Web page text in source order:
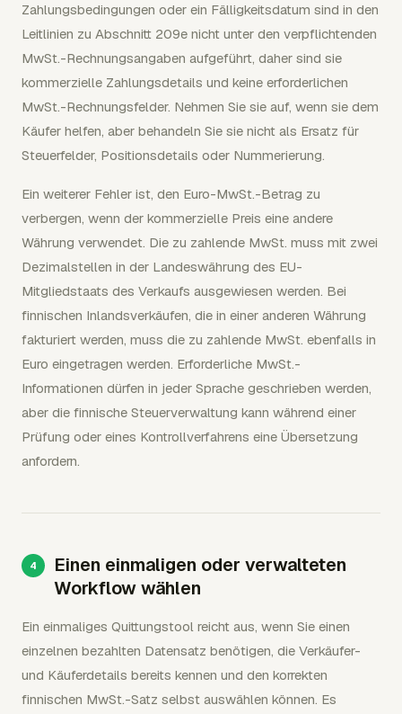
Zahlungsbedingungen oder ein Fälligkeitsdatum sind in den
Leitlinien zu Abschnitt 209e nicht unter den verpflichtenden
MwSt.-Rechnungsangaben aufgeführt, daher sind sie
kommerzielle Zahlungsdetails und keine erforderlichen
MwSt.-Rechnungsfelder. Nehmen Sie sie auf, wenn sie dem
Käufer helfen, aber behandeln Sie sie nicht als Ersatz für
Steuerfelder, Positionsdetails oder Nummerierung.
Ein weiterer Fehler ist, den Euro-MwSt.-Betrag zu
verbergen, wenn der kommerzielle Preis eine andere
Währung verwendet. Die zu zahlende MwSt. muss mit zwei
Dezimalstellen in der Landeswährung des EU-
Mitgliedstaats des Verkaufs ausgewiesen werden. Bei
finnischen Inlandsverkäufen, die in einer anderen Währung
fakturiert werden, muss die zu zahlende MwSt. ebenfalls in
Euro eingetragen werden. Erforderliche MwSt.-
Informationen dürfen in jeder Sprache geschrieben werden,
aber die finnische Steuerverwaltung kann während einer
Prüfung oder eines Kontrollverfahrens eine Übersetzung
anfordern.
Einen einmaligen oder verwalteten
Workflow wählen
Ein einmaliges Quittungstool reicht aus, wenn Sie einen
einzelnen bezahlten Datensatz benötigen, die Verkäufer-
und Käuferdetails bereits kennen und den korrekten
finnischen MwSt.-Satz selbst auswählen können. Es